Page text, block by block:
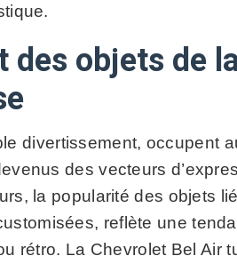
des objets de
divertissement, occupent
des vecteurs
la popularité des objets
reflète une
rétro. La Chevrolet Bel Air